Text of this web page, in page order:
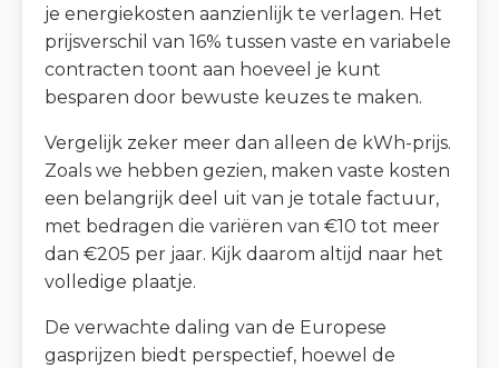
je energiekosten aanzienlijk te verlagen. Het
prijsverschil van 16% tussen vaste en variabele
contracten toont aan hoeveel je kunt
besparen door bewuste keuzes te maken.
Vergelijk zeker meer dan alleen de kWh-prijs.
Zoals we hebben gezien, maken vaste kosten
een belangrijk deel uit van je totale factuur,
met bedragen die variëren van €10 tot meer
dan €205 per jaar. Kijk daarom altijd naar het
volledige plaatje.
De verwachte daling van de Europese
gasprijzen biedt perspectief, hoewel de